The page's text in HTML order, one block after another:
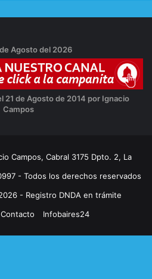
Agosto del 2026
21 de Agosto de 2014 por Ignacio
Campos
Campos, Cabral 3175 Dpto. 2, La
- Todos los derechos reservados
- Registro DNDA en trámite
Contacto Infobaires24